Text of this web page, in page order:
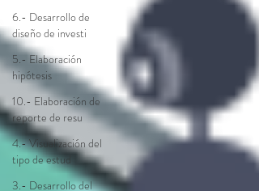
6.- Desarrollo de
diseño de investi
5.- Elaboración
hipótesis
10.- Elaboración de
reporte de resu
4.- Visualización del
tipo de estud
3.- Desarrollo del